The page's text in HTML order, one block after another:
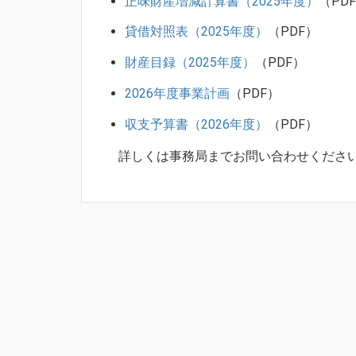
貸借対照表（2025年度） （PDF）
財産目録（2025年度） （PDF）
2026年度事業計画 （PDF）
収支予算書（2026年度） （PDF）
詳しくは事務局までお問い合わせくださ